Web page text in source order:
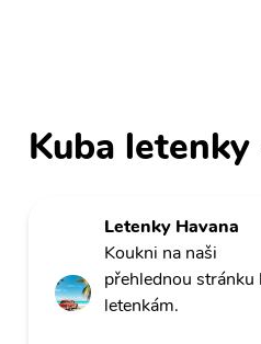
Kuba
Letenky Havana
Koukni na naši
přehlednou stránku
letenkám.